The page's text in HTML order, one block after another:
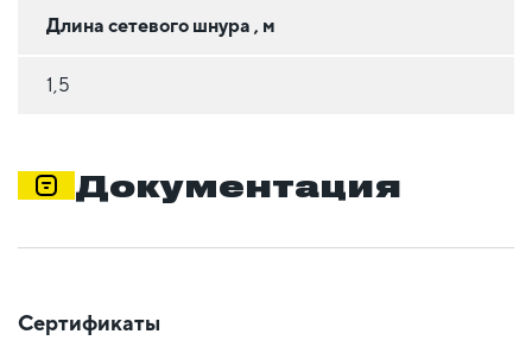
Длина сетевого шнура , м
1,5
Документация
Сертификаты